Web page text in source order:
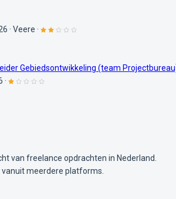
· Veere ·
Gebiedsontwikkeling (team
·
van freelance opdrachten in Nederland.
vanuit meerdere platforms.